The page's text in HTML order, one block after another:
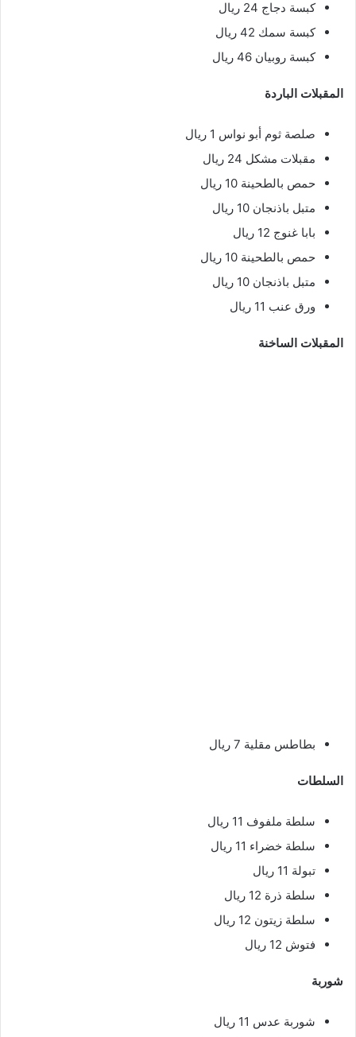
كبسة دجاج 24 ريال
كبسة سمك 42 ريال
كبسة روبيان 46 ريال
المقبلات الباردة
صلصة ثوم أبو نواس 1 ريال
مقبلات مشكل 24 ريال
حمص بالطحينة 10 ريال
متبل باذنجان 10 ريال
بابا غنوج 12 ريال
حمص بالطحينة 10 ريال
متبل باذنجان 10 ريال
ورق عنب 11 ريال
المقبلات الساخنة
بطاطس مقلية 7 ريال
السلطات
سلطة ملفوف 11 ريال
سلطة خضراء 11 ريال
تبولة 11 ريال
سلطة ذرة 12 ريال
سلطة زيتون 12 ريال
فتوش 12 ريال
شوربة
شوربة عدس 11 ريال